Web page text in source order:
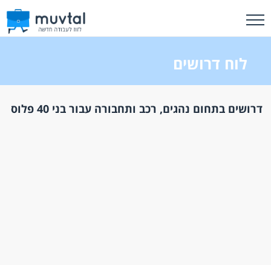
לוח דרושים
דרושים בתחום נהגים, רכב ותחבורה עבור בני 40 פלוס